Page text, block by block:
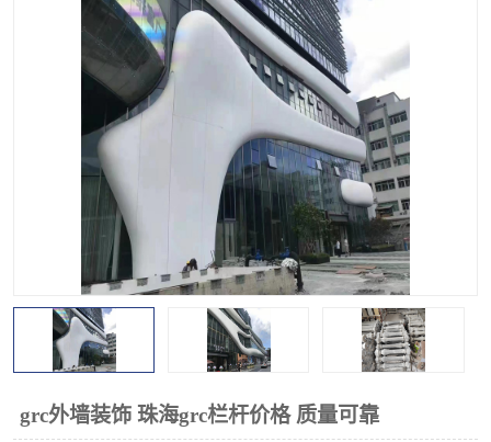
grc外墙装饰 珠海grc栏杆价格 质量可靠
GRG造型 GRC厂家
GRG吊顶 GRG材料生产厂家
UHPC幕墙板 GRC树池坐凳
UHPC树池坐凳